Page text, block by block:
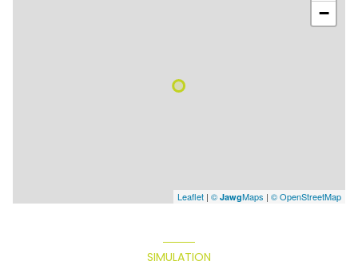
−
Leaflet | © JawgMaps | © OpenStreetMap
SIMULATION